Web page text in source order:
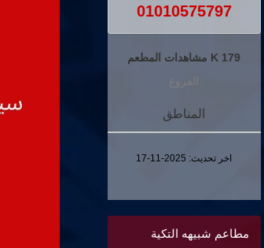
01010575797
179 K مشاهدات المطعم
الفروع
المناطق
اخر تحديث: 2025-11-17
مطاعم شبيهه التكية